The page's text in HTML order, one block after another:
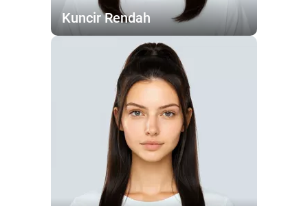
Kuncir Rendah